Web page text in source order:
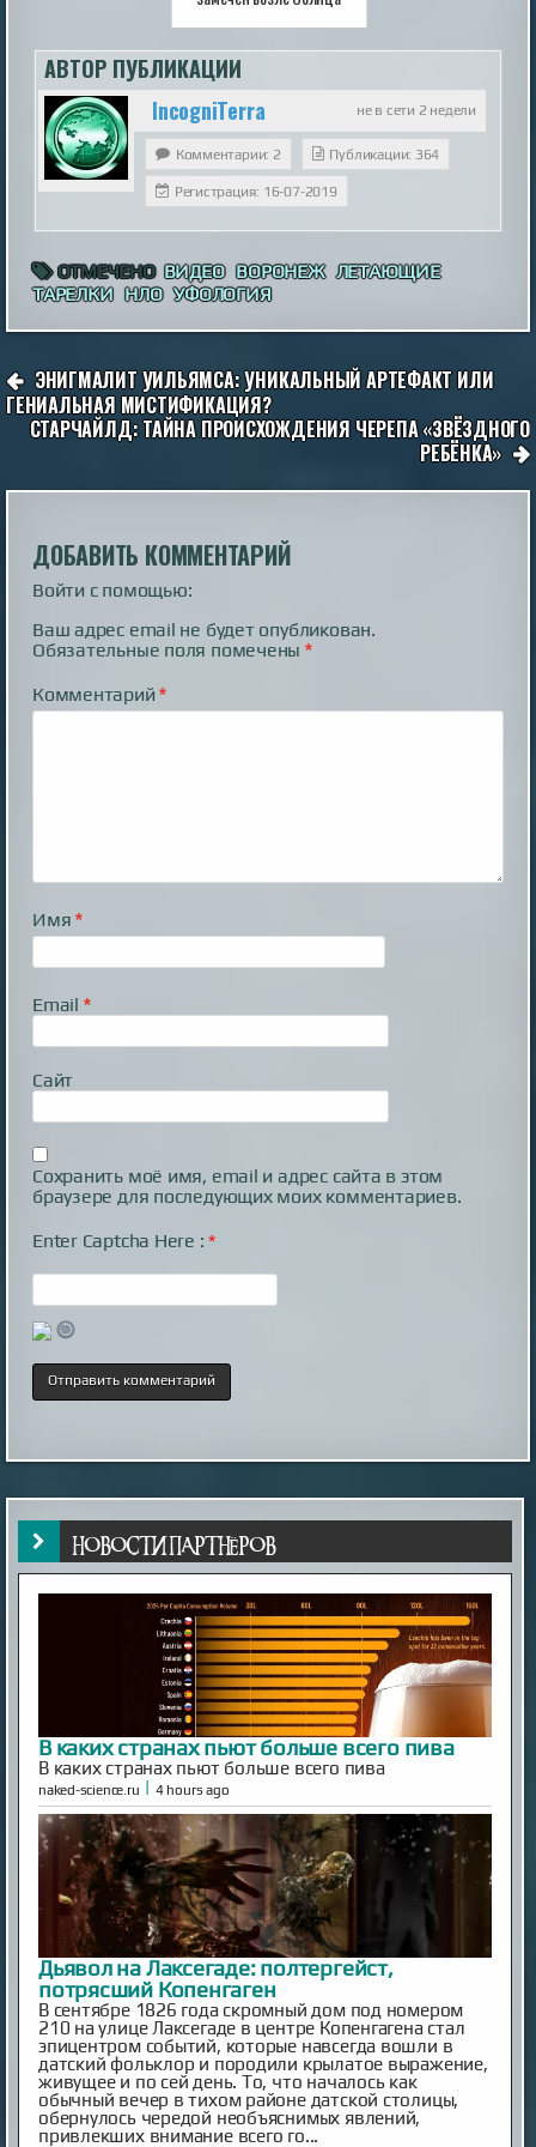
АВТОР ПУБЛИКАЦИИ
не в сети 2 недели
IncogniTerra
Комментарии: 2 Публикации: 364
Регистрация: 16-07-2019
ОТМЕЧЕНО ВИДЕО ВОРОНЕЖ ЛЕТАЮЩИЕ
ТАРЕЛКИ НЛО УФОЛОГИЯ
НАВИГАЦИЯ
ПО
ЗАПИСЯМ
ЭНИГМАЛИТ УИЛЬЯМСА: УНИКАЛЬНЫЙ АРТЕФАКТ ИЛИ
ГЕНИАЛЬНАЯ МИСТИФИКАЦИЯ?
СТАРЧАЙЛД: ТАЙНА ПРОИСХОЖДЕНИЯ ЧЕРЕПА «ЗВЁЗДНОГО
РЕБЁНКА»
ДОБАВИТЬ КОММЕНТАРИЙ
Войти с помощью:
Ваш адрес email не будет опубликован.
Обязательные поля помечены*
Комментарий*
Имя*
Email *
Сайт
Сохранить моё имя, email и адрес сайта в этом
браузере для последующих моих комментариев.
Enter Captcha Here :*
НОВОСТИ ПАРТНЁРОВ
В каких странах пьют больше всего пива
В каких странах пьют больше всего пива
naked-science.ru | 4 hours ago
Дьявол на Лаксегаде: полтергейст,
потрясший Копенгаген
В сентябре 1826 года скромный дом под номером
210 на улице Лаксегаде в центре Копенгагена стал
эпицентром событий, которые навсегда вошли в
датский фольклор и породили крылатое выражение,
живущее и по сей день. То, что началось как
обычный вечер в тихом районе датской столицы,
обернулось чередой необъяснимых явлений,
привлекших внимание всего го...